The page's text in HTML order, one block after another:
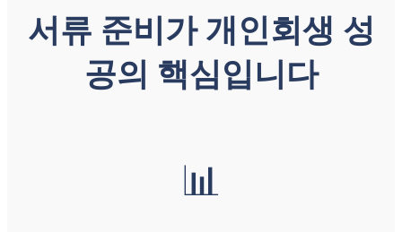
서류 준비가 개인회생 성
공의 핵심입니다
📊